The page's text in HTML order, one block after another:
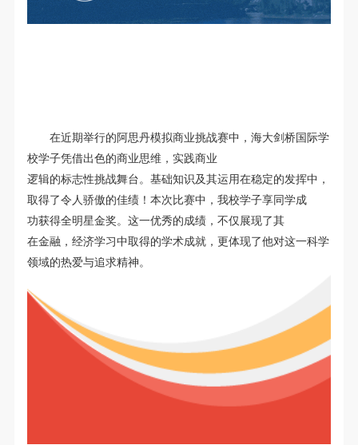
在近期举行的阿思丹模拟商业挑战赛中 ，海大剑桥 国 际学
校学子凭借出色的商业思维，实践商业
逻辑的标志性挑战舞台。基础知识及其运 用在稳定的发挥中 ，
取得了令 人骄傲的佳绩 ！本次 比赛中 ，我校学子享 同学成
功获得全明星金奖 。这一优秀的成绩 ，不仅 展现了其
在金融，经济学习中取得的学术成就 ， 更体现了他对这一科学
领域的热爱与追求精神 。